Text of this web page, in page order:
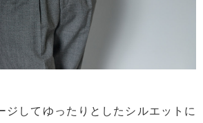
ジしてゆったりとしたシルエットに